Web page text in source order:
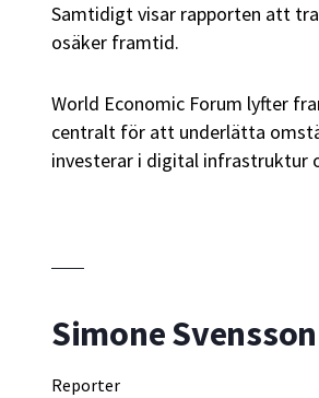
Samtidigt visar rapporten att
osäker framtid.
World Economic Forum lyfter
centralt för att underlätta
investerar i digital infrastruktur
Simone Svensson
Reporter